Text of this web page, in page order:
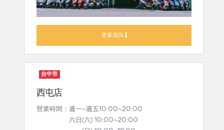
更多資訊
台中市
西屯店
營業時間：週一~週五10:00~20:00
六日(六) 10:00~20:00